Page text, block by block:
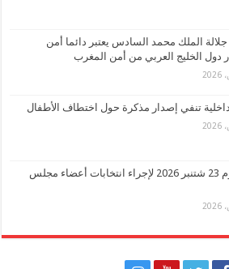
الملك محمد السادس يعتبر دائما أمن
دول الخليج العربي من أمن المغرب
تنفي إصدار مذكرة حول اختطاف الأطفال
تحديد يوم 23 شتنبر 2026 لإجراء انتخابات أعضاء مجلس